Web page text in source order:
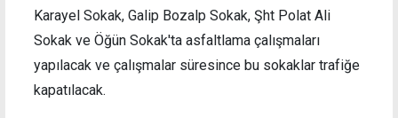
Karayel Sokak, Galip Bozalp Sokak, Şht Polat Ali
Sokak ve Öğün Sokak'ta asfaltlama çalışmaları
yapılacak ve çalışmalar süresince bu sokaklar trafiğe
kapatılacak.